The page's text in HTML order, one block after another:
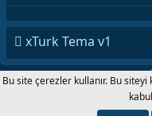
xTurk Tema v1
Forum software by XenForo
xenMade.com xTurk.com
Bu site çerezler kullanır. Bu siteyi